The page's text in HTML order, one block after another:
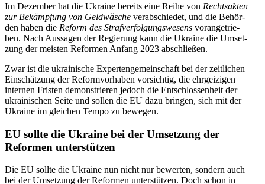
Im Dezem­ber hat die Ukraine bereits eine Reihe von Rechts­ak­ten
zur Bekämp­fung von Geld­wä­sche ver­ab­schie­det, und die Behör­
den haben die Reform des Straf­ver­fol­gungs­we­sens vor­an­ge­trie­
ben. Nach Aus­sa­gen der Regie­rung kann die Ukraine die Umset­
zung der meisten Refor­men Anfang 2023 abschließen.
Zwar ist die ukrai­ni­sche Exper­ten­ge­mein­schaft bei der zeit­li­chen
Ein­schät­zung der Reform­vor­ha­ben vor­sich­tig, die ehr­gei­zi­gen
inter­nen Fristen demons­trie­ren jedoch die Ent­schlos­sen­heit der
ukrai­ni­schen Seite und sollen die EU dazu bringen, sich mit der
Ukraine im glei­chen Tempo zu bewegen.
EU sollte die Ukraine bei der Umset­zung der
Refor­men unterstützen
Die EU sollte die Ukraine nun nicht nur bewer­ten, sondern auch
bei der Umset­zung der Refor­men unter­stüt­zen. Doch schon in